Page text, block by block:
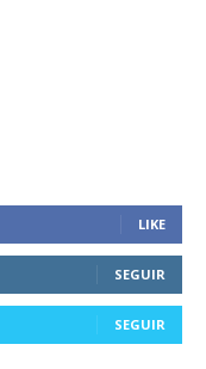
LIKE
SEGUIR
SEGUIR